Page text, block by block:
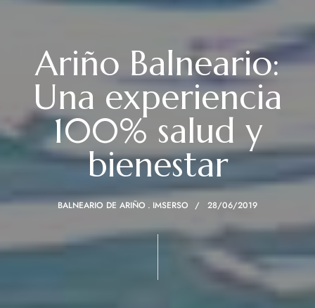
Ariño Balneario:
Una experiencia
100% salud y
bienestar
BALNEARIO DE ARIÑO IMSERSO 28/06/2019